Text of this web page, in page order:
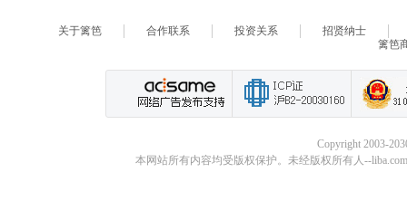
关于篱笆 合作联系 投资关系
招贤纳士
篱笆
Copyright 2003-
本网站所有内容均受版权保护。未经版权所有人--